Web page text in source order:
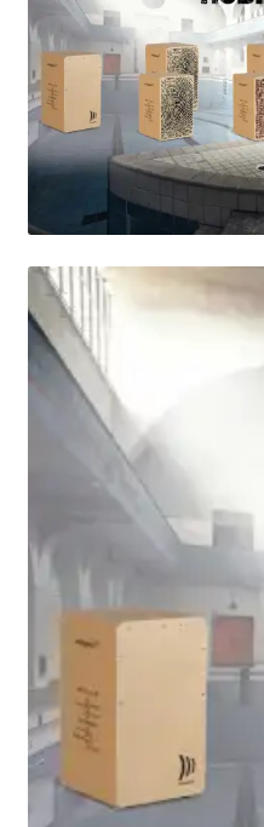
Geschenkgutschein
Service/Reparatur
Mein Konto